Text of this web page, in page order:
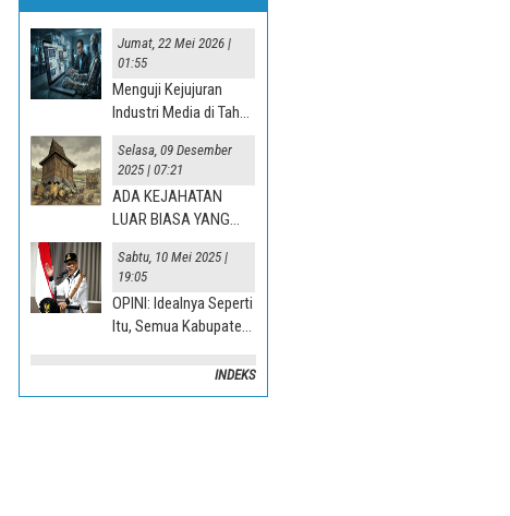
Jumat, 22 Mei 2026 |
01:55
Menguji Kejujuran
Industri Media di Tahun
Selasa, 09 Desember
2025 | 07:21
ADA KEJAHATAN
LUAR BIASA YANG
Sabtu, 10 Mei 2025 |
19:05
OPINI: Idealnya Seperti
Itu, Semua Kabupaten
INDEKS